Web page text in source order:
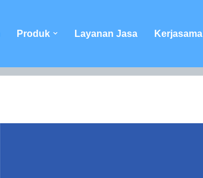
Produk Layanan Jasa Kerjasama